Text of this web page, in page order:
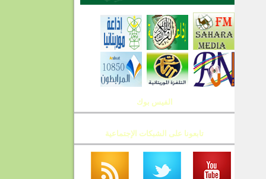
الفيس بوك
تابعونا على الشبكات الإجتماعية